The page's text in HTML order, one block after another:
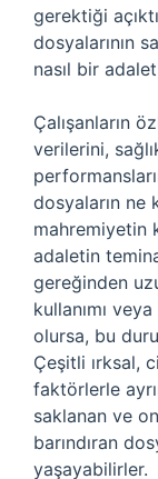
gerektiği
dosyalarının
nasıl bir adalet
Çalışanların
verilerini,
dosyaların ne
mahremiyetin
adaletin
gereğinden
kullanımı
olursa, bu
Çeşitli ırksal,
faktörlerle
saklanan ve
barındıran
yaşayabilirler.